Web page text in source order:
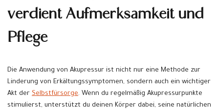
verdient Aufmerksamkeit und
Pflege
Die Anwendung von Akupressur ist nicht nur eine Methode zur
Linderung von Erkältungssymptomen, sondern auch ein wichtiger
Akt der Selbstfürsorge. Wenn du regelmäßig Akupressurpunkte
stimulierst, unterstützt du deinen Körper dabei, seine natürlichen